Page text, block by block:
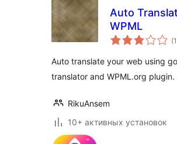
Auto
WPML
(1
Auto translate your web using
translator and WPML.org plugin.
RikuAnsem
10+ активных установок